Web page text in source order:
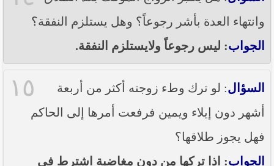
وانتهاء العدة بأشر رجوعاً؟ وهل يستلزم النفقة؟
الجواب: ليس رجوعاً ولايستلزم النفقة.
١٥ السؤال: لو ترك وطء زوجته أكثر من أربعة
أشهر دون إيلاء ويمين فرفعت أمرها إلى الحاكم
فهل يجوز طلاقها؟
الجواب: اذا تركها من دون مغاضبة اشترط في